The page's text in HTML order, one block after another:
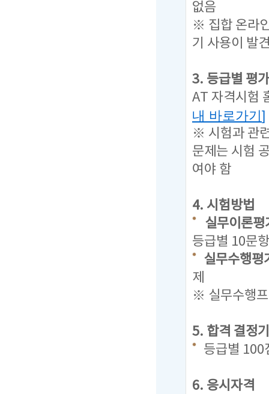
없음
※ 집합 온라
기 사용이 발
3. 등급별 평
AT 자격시험
내 바로가기]
※ 시험과 관
문제는 시험
여야 함
4. 시험방법
실무이론
등급별 10문
실무수행
제
※ 실무수행
5. 합격 결정
등급별 100
6. 응시자격